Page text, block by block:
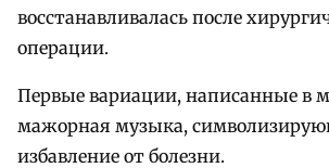
восстанавливалась после
операции.
Первые вариации, написанные в
мажорная музыка,
избавление от болезни.